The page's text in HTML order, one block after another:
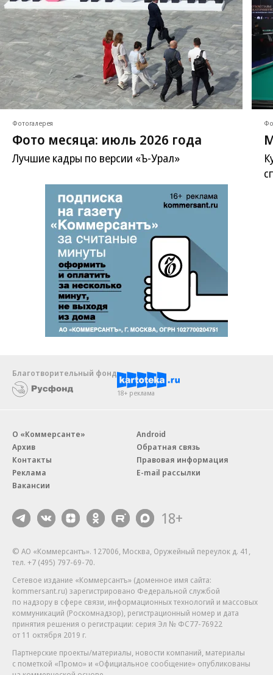
Фотогалерея
Фото месяца: июль 2026 года
Лучшие кадры по версии «Ъ-Урал»
Благотворительный фонд
18+ реклама
О «Коммерсанте»
Архив
Контакты
Реклама
Вакансии
Android
Обратная связь
Правовая информация
E-mail рассылки
18+
© АО «Коммерсантъ». 127006, Москва, Оружейный переулок д. 41,
тел. +7 (495) 797-69-70.
Сетевое издание «Коммерсантъ» (доменное имя сайта:
kommersant.ru) зарегистрировано Федеральной службой
по надзору в сфере связи, информационных технологий и массовых
коммуникаций (Роскомнадзор), регистрационный номер и дата
принятия решения о регистрации: серия Эл № ФС77-76922
от 11 октября 2019 г.
Партнерские проекты/материалы, новости компаний, материалы
с пометкой «Промо» и «Официальное сообщение» опубликованы